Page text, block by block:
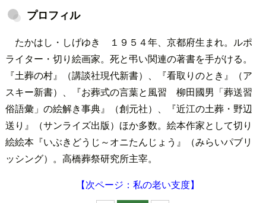
プロフィル
たかはし・しげゆき １９５４年、京都府生まれ。ルポ
ライター・切り絵画家。死と弔い関連の著書を手がける。
『土葬の村』（講談社現代新書）、『看取りのとき』（ア
スキー新書）、『お葬式の言葉と風習 柳田國男「葬送習
俗語彙」の絵解き事典』（創元社）、『近江の土葬・野辺
送り』（サンライズ出版）ほか多数。絵本作家として切り
絵絵本『いぶきどうじ～オニたんじょう』（みらいパブリ
ッシング）。高橋葬祭研究所主宰。
【次ページ：私の老い支度】